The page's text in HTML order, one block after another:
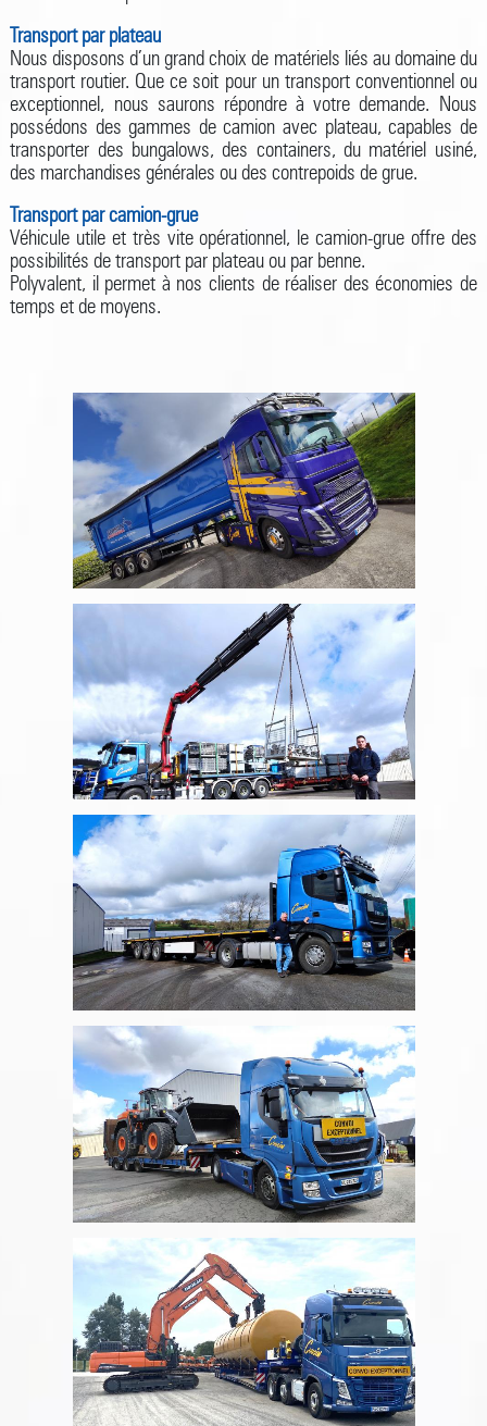
Transport par plateau
Nous disposons d’un grand choix de matériels liés au domaine du
transport routier. Que ce soit pour un transport conventionnel ou
exceptionnel, nous saurons répondre à votre demande. Nous
possédons des gammes de camion avec plateau, capables de
transporter des bungalows, des containers, du matériel usiné,
des marchandises générales ou des contrepoids de grue.
Transport par camion-grue
Véhicule utile et très vite opérationnel, le camion-grue offre des
possibilités de transport par plateau ou par benne.
Polyvalent, il permet à nos clients de réaliser des économies de
temps et de moyens.